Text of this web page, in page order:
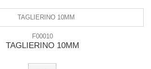
F00010
TAGLIERINO 10MM